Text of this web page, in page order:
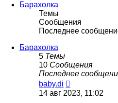
Барахолка
Темы
Сообщения
Последнее
Барахолка
5 Темы
10 Сообщения
Последнее
baby.di
к
14 авг 2023, 11:02